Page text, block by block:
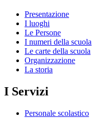
Presentazione
I luoghi
Le Persone
I numeri della scuola
Le carte della scuola
Organizzazione
La storia
I Servizi
Personale scolastico